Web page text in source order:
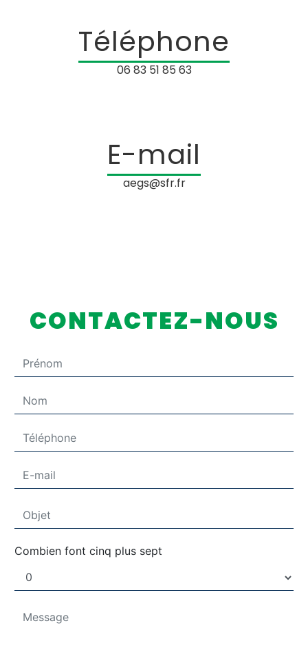
Téléphone
06 83 51 85 63
E-mail
aegs@sfr.fr
CONTACTEZ-NOUS
Combien font cinq plus sept